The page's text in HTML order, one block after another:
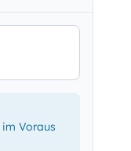
Voraus